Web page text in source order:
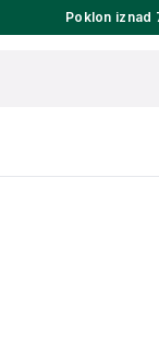
Poklon iznad